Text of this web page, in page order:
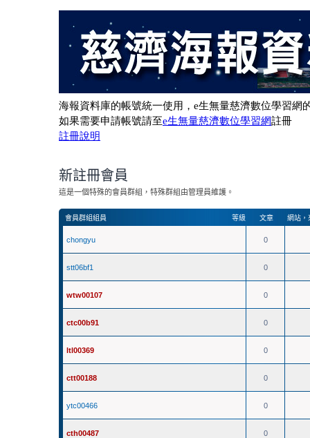
新註冊會員
這是一個特殊的會員群組，特殊群組由管理員維護。
等級
會員群組組員 文章 網站 ，
chongyu 0
stt06bf1 0
wtw00107 0
ctc00b91 0
ltl00369 0
ctt00188 0
ytc00466 0
cth00487 0